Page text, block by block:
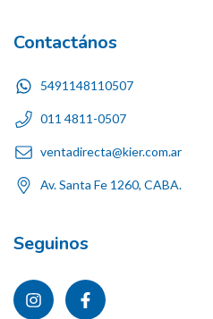
Contactános
5491148110507
011 4811-0507
ventadirecta@kier.com.ar
Av. Santa Fe 1260, CABA.
Seguinos